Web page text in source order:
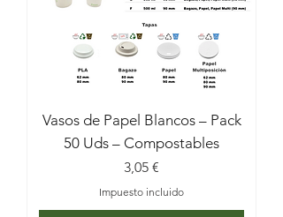
Vasos de Papel Blancos – Pack
50 Uds – Compostables
Precio
3,05 €
Impuesto incluido